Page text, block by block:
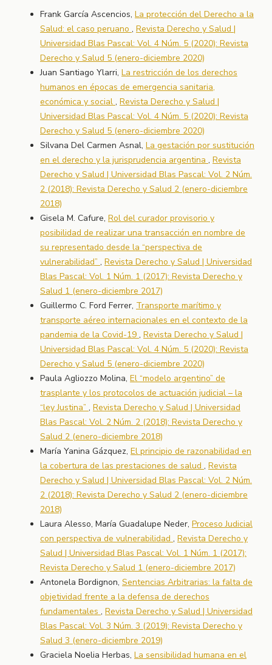
Frank García Ascencios, La protección del Derecho a la
Salud: el caso peruano , Revista Derecho y Salud |
Universidad Blas Pascal: Vol. 4 Núm. 5 (2020): Revista
Derecho y Salud 5 (enero-diciembre 2020)
Juan Santiago Ylarri, La restricción de los derechos
humanos en épocas de emergencia sanitaria,
económica y social , Revista Derecho y Salud |
Universidad Blas Pascal: Vol. 4 Núm. 5 (2020): Revista
Derecho y Salud 5 (enero-diciembre 2020)
Silvana Del Carmen Asnal, La gestación por sustitución
en el derecho y la jurisprudencia argentina , Revista
Derecho y Salud | Universidad Blas Pascal: Vol. 2 Núm.
2 (2018): Revista Derecho y Salud 2 (enero-diciembre
2018)
Gisela M. Cafure, Rol del curador provisorio y
posibilidad de realizar una transacción en nombre de
su representado desde la “perspectiva de
vulnerabilidad” , Revista Derecho y Salud | Universidad
Blas Pascal: Vol. 1 Núm. 1 (2017): Revista Derecho y
Salud 1 (enero-diciembre 2017)
Guillermo C. Ford Ferrer, Transporte marítimo y
transporte aéreo internacionales en el contexto de la
pandemia de la Covid-19 , Revista Derecho y Salud |
Universidad Blas Pascal: Vol. 4 Núm. 5 (2020): Revista
Derecho y Salud 5 (enero-diciembre 2020)
Paula Agliozzo Molina, El “modelo argentino” de
trasplante y los protocolos de actuación judicial – la
“ley Justina” , Revista Derecho y Salud | Universidad
Blas Pascal: Vol. 2 Núm. 2 (2018): Revista Derecho y
Salud 2 (enero-diciembre 2018)
María Yanina Gázquez, El principio de razonabilidad en
la cobertura de las prestaciones de salud , Revista
Derecho y Salud | Universidad Blas Pascal: Vol. 2 Núm.
2 (2018): Revista Derecho y Salud 2 (enero-diciembre
2018)
Laura Alesso, María Guadalupe Neder, Proceso Judicial
con perspectiva de vulnerabilidad , Revista Derecho y
Salud | Universidad Blas Pascal: Vol. 1 Núm. 1 (2017):
Revista Derecho y Salud 1 (enero-diciembre 2017)
Antonela Bordignon, Sentencias Arbitrarias: la falta de
objetividad frente a la defensa de derechos
fundamentales , Revista Derecho y Salud | Universidad
Blas Pascal: Vol. 3 Núm. 3 (2019): Revista Derecho y
Salud 3 (enero-diciembre 2019)
Graciela Noelia Herbas, La sensibilidad humana en el